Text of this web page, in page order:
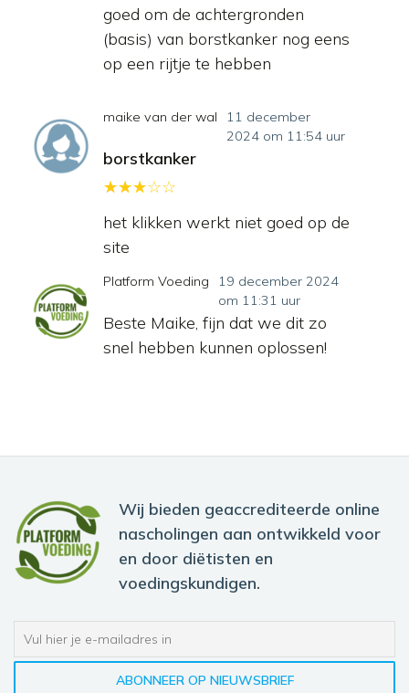
goed om de achtergronden
(basis) van borstkanker nog eens
op een rijtje te hebben
maike van der wal
11 december
2024 om 11:54 uur
borstkanker
het klikken werkt niet goed op de
site
Platform Voeding
19 december 2024
om 11:31 uur
Beste Maike, fijn dat we dit zo
snel hebben kunnen oplossen!
Wij bieden geaccrediteerde online
nascholingen aan ontwikkeld voor
en door diëtisten en
voedingskundigen.